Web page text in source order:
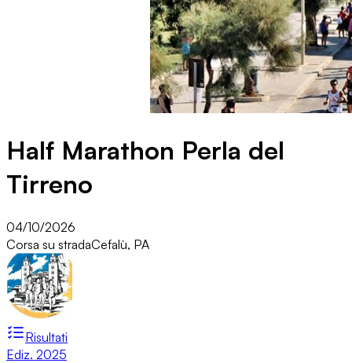
Half Marathon Perla del
Tirreno
04/10/2026
Corsa su stradaCefalù, PA
Risultati
Ediz. 2025